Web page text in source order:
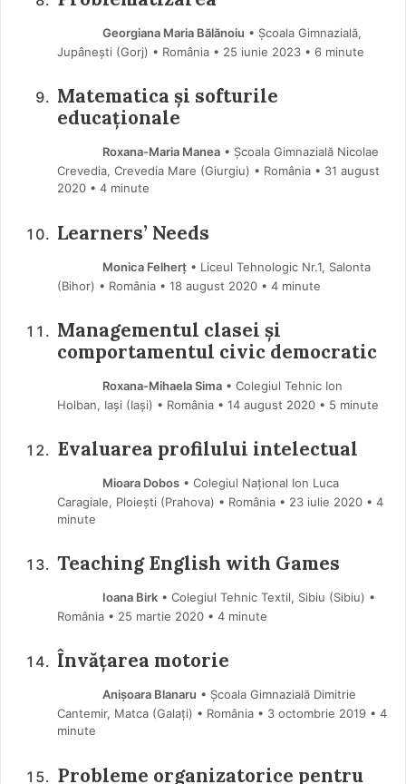
Georgiana Maria Bălănoiu • Școala Gimnazială,
Jupânești (Gorj) • România
25 iunie 2023 • 6 minute
Matematica și softurile
educaționale
Roxana-Maria Manea• Școala Gimnazială Nicolae
Crevedia, Crevedia Mare (Giurgiu) • România
31 august
2020 • 4 minute
Learners’ Needs
Monica Felherț• Liceul Tehnologic Nr.1, Salonta
(Bihor) • România
18 august 2020 • 4 minute
Managementul clasei și
comportamentul civic democratic
Roxana-Mihaela Sima• Colegiul Tehnic Ion
Holban, Iași (Iaşi) • România
14 august 2020 • 5 minute
Evaluarea profilului intelectual
Mioara Dobos• Colegiul Național Ion Luca
Caragiale, Ploiești (Prahova) • România
23 iulie 2020 • 4
minute
Teaching English with Games
Ioana Birk• Colegiul Tehnic Textil, Sibiu (Sibiu) •
România
25 martie 2020 • 4 minute
Învățarea motorie
Anișoara Blanaru • Școala Gimnazială Dimitrie
Cantemir, Matca (Galaţi) • România
3 octombrie 2019 • 4
minute
Probleme organizatorice pentru